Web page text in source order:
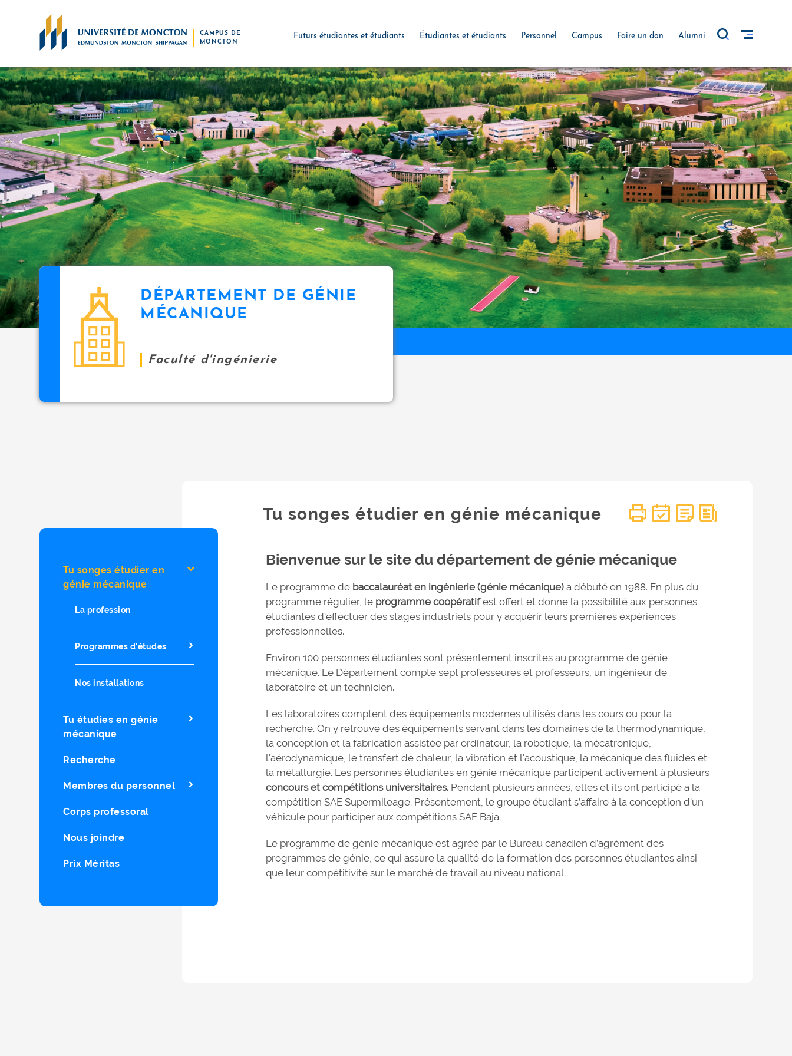
CAMPUS DE
MONCTON
Futurs étudiantes et étudiants Étudiantes et étudiants Personnel Campus Faire un don Alumni
DÉPARTEMENT DE GÉNIE
MÉCANIQUE
Faculté d'ingénierie
Tu songes étudier en
génie mécanique
La profession
Programmes d'études
Nos installations
Tu étudies en génie
mécanique
Recherche
Membres du personnel
Corps professoral
Nous joindre
Prix Méritas
Tu songes étudier en génie mécanique
Bienvenue sur le site du département de génie mécanique
Le programme de baccalauréat en ingénierie (génie mécanique) a débuté en 1988. En plus du
programme régulier, le programme coopératifest offert et donne la possibilité aux personnes
étudiantes d'effectuer des stages industriels pour y acquérir leurs premières expériences
professionnelles.
Environ 100 personnes étudiantes sont présentement inscrites au programme de génie
mécanique. Le Département compte sept professeures et professeurs, un ingénieur de
laboratoire et un technicien.
Les laboratoires comptent des équipements modernes utilisés dans les cours ou pour la
recherche. On y retrouve des équipements servant dans les domaines de la thermodynamique,
la conception et la fabrication assistée par ordinateur, la robotique, la mécatronique,
l'aérodynamique, le transfert de chaleur, la vibration et l'acoustique, la mécanique des fluides et
la métallurgie. Les personnes étudiantes en génie mécanique participent activement à plusieurs
concours et compétitions universitaires. Pendant plusieurs années, elles et ils ont participé à la
compétition SAE Supermileage. Présentement, le groupe étudiant s’affaire à la conception d’un
véhicule pour participer aux compétitions SAE Baja.
Le programme de génie mécanique est agréé par le Bureau canadien d’agrément des
programmes de génie, ce qui assure la qualité de la formation des personnes étudiantes ainsi
que leur compétitivité sur le marché de travail au niveau national.